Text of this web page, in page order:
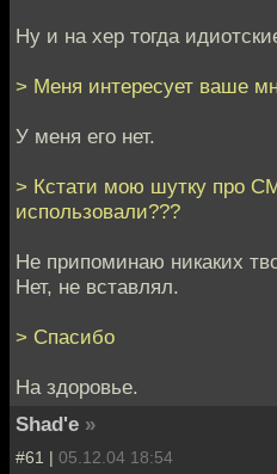
Ну и на хер тогда
> Меня интересует ваше
У меня его нет.
> Кстати мою шутку про
использовали???
Не припоминаю никаких
Нет, не вставлял.
> Спасибо
На здоровье.
Shad'e »
#61 | 05.12.04 18:54